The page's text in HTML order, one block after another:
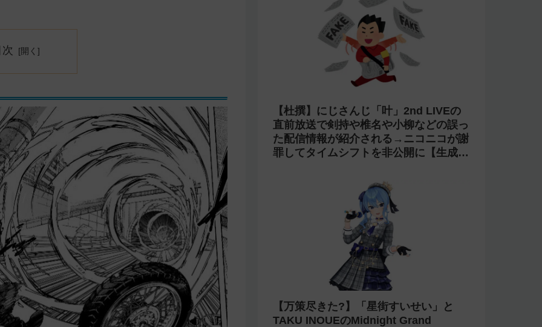
【杜撰】にじさんじ「叶」2nd LIVEの
直前放送で剣持や椎名や小柳などの誤っ
た配信情報が紹介される→ニコニコが謝
罪してタイムシフトを非公開に【生成
【万策尽きた?】「星街すいせい」と
TAKU INOUEのMidnight Grand